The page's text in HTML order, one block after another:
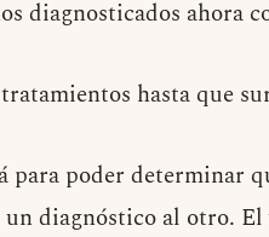
diagnosticados ahora
hasta que
para poder determinar
diagnóstico al otro.